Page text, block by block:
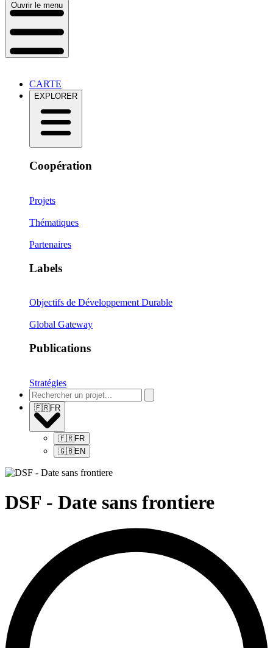
Ouvrir le menu
CARTE
EXPLORER
Coopération
Projets
Thématiques
Partenaires
Labels
Objectifs de Développement Durable
Global Gateway
Publications
Stratégies
🇫🇷FR
🇫🇷FR
🇬🇧EN
DSF - Date sans frontiere